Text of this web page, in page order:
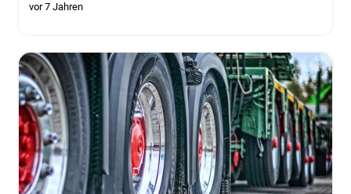
vor 7 Jahren